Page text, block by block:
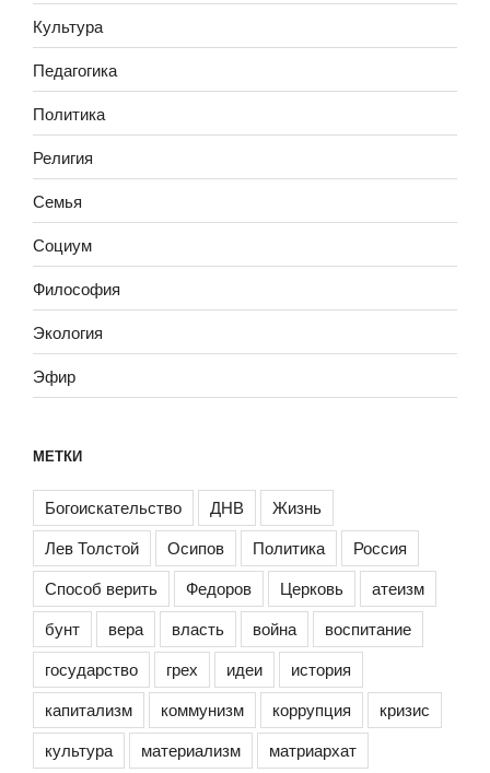
Культура
Педагогика
Политика
Религия
Семья
Социум
Философия
Экология
Эфир
МЕТКИ
Богоискательство ДНВ
Жизнь
Лев Толстой
Осипов Политика
Россия
Способ верить
Федоров Церковь
атеизм
бунт
вера власть война
воспитание
государство
грех идеи
история
капитализм
коммунизм коррупция
кризис
культура
материализм матриархат